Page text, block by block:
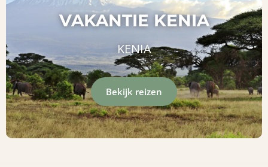
VAKANTIE KENIA
KENIA
Bekijk reizen